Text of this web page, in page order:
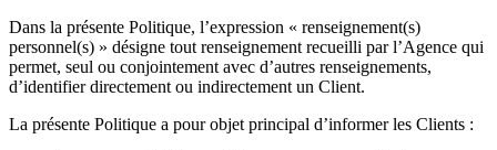
Dans la présente Politique, l’expression « renseignement(s)
personnel(s) » désigne tout renseignement recueilli par l’Agence qui
permet, seul ou conjointement avec d’autres renseignements,
d’identifier directement ou indirectement un Client.
La présente Politique a pour objet principal d’informer les Clients :